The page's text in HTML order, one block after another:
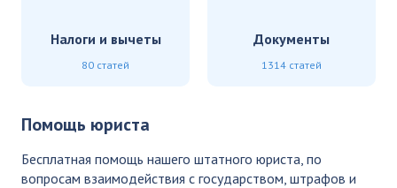
Налоги и вычеты
80 статей
Документы
1314 статей
Помощь юриста
Бесплатная помощь нашего штатного юриста, по
вопросам взаимодействия с государством, штрафов и